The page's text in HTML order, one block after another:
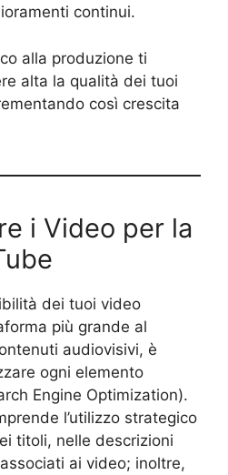
continui.
alla produzione ti
alta la qualità dei tuoi
così crescita
i Video per la
dei tuoi video
più grande al
audiovisivi, è
ogni elemento
Engine Optimization).
l’utilizzo strategico
titoli, nelle descrizioni
ai video; inoltre,